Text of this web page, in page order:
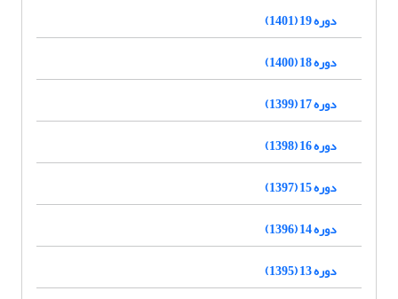
دوره 19 (1401)
دوره 18 (1400)
دوره 17 (1399)
دوره 16 (1398)
دوره 15 (1397)
دوره 14 (1396)
دوره 13 (1395)